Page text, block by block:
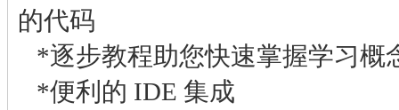
的代码
*逐步教程助您快速掌握学习概
*便利的 IDE 集成